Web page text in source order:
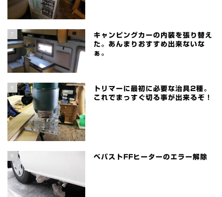
7
キャンピングカーの内装を張り替え
た。あんまりおすすめ出来ないな
ぁ。
8
トリマーに最初に必要な治具2種。
これでまっすぐ切る事が出来るぞ！
9 ベバストFFヒーターのエラー解除